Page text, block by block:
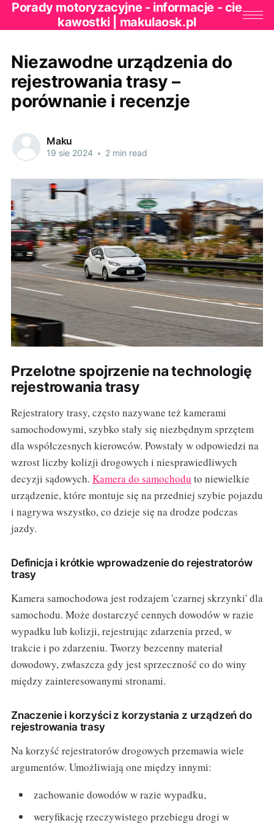
Porady motoryzacyjne - informacje - cie
kawostki | makulaosk.pl
Niezawodne urządzenia do
rejestrowania trasy –
porównanie i recenzje
Maku
19 sie 2024 • 2 min read
Przelotne spojrzenie na technologię
rejestrowania trasy
Rejestratory trasy, często nazywane też kamerami
samochodowymi, szybko stały się niezbędnym sprzętem
dla współczesnych kierowców. Powstały w odpowiedzi na
wzrost liczby kolizji drogowych i niesprawiedliwych
decyzji sądowych. Kamera do samochodu to niewielkie
urządzenie, które montuje się na przedniej szybie pojazdu
i nagrywa wszystko, co dzieje się na drodze podczas
jazdy.
Definicja i krótkie wprowadzenie do rejestratorów
trasy
Kamera samochodowa jest rodzajem 'czarnej skrzynki' dla
samochodu. Może dostarczyć cennych dowodów w razie
wypadku lub kolizji, rejestrując zdarzenia przed, w
trakcie i po zdarzeniu. Tworzy bezcenny materiał
dowodowy, zwłaszcza gdy jest sprzeczność co do winy
między zainteresowanymi stronami.
Znaczenie i korzyści z korzystania z urządzeń do
rejestrowania trasy
Na korzyść rejestratorów drogowych przemawia wiele
argumentów. Umożliwiają one między innymi:
zachowanie dowodów w razie wypadku,
weryfikację rzeczywistego przebiegu drogi w